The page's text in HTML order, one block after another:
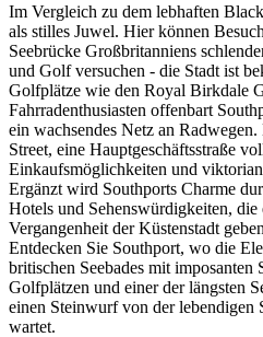
Im Vergleich zu dem lebhaften
als stilles Juwel. Hier können
Seebrücke Großbritanniens
und Golf versuchen - die Stadt ist
Golfplätze wie den Royal Birkdale
Fahrradenthusiasten offenbart
ein wachsendes Netz an
Street, eine Hauptgeschäftsstraße
Einkaufsmöglichkeiten und
Ergänzt wird Southports Charme
Hotels und Sehenswürdigkeiten,
Vergangenheit der Küstenstadt
Entdecken Sie Southport, wo die
britischen Seebades mit imposanten
Golfplätzen und einer der längsten
einen Steinwurf von der lebendigen
wartet.